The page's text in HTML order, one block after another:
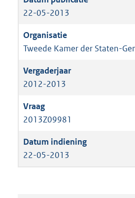
22-05-2013
Tweede Kamer der Staten-
2012-2013
2013Z09981
22-05-2013